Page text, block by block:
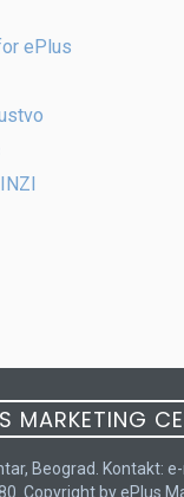
ePlus
MARKETING
Beograd. Kontakt:
Copyright by ePlus